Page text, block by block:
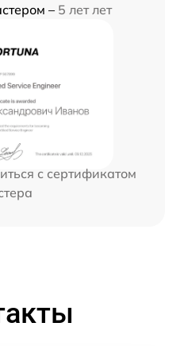
– 5 лет лет
с сертификатом